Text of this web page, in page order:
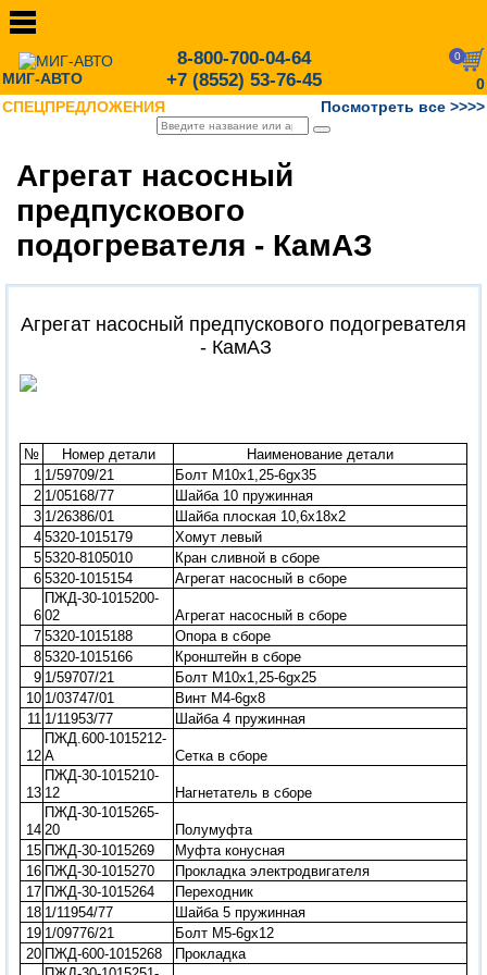
МИГ-АВТО
8-800-700-04-64
+7 (8552) 53-76-45
0
0
СПЕЦПРЕДЛОЖЕНИЯ
Посмотреть все >>>>
Агрегат насосный
предпускового
подогревателя - КамАЗ
Агрегат насосный предпускового подогревателя
- КамАЗ
№ Номер детали
Наименование детали
1 1/59709/21
Болт М10х1,25-6gх35
2 1/05168/77
Шайба 10 пружинная
3 1/26386/01
Шайба плоская 10,6х18х2
4 5320-1015179
Хомут левый
5 5320-8105010
Кран сливной в сборе
6 5320-1015154 Агрегат насосный в сборе
6
ПЖД-30-1015200-
02
Агрегат насосный в сборе
7 5320-1015188
Опора в сборе
8 5320-1015166
Кронштейн в сборе
9 1/59707/21
Болт М10х1,25-6gх25
10 1/03747/01
Винт М4-6gх8
11 1/11953/77 Шайба 4 пружинная
12
ПЖД.600-1015212-
А
Сетка в сборе
13
ПЖД-30-1015210-
12
Нагнетатель в сборе
14
ПЖД-30-1015265-
20
Полумуфта
15 ПЖД-30-1015269
Муфта конусная
16 ПЖД-30-1015270
Прокладка электродвигателя
17 ПЖД-30-1015264
Переходник
18 1/11954/77
Шайба 5 пружинная
19 1/09776/21
Болт М5-6gх12
20 ПЖД-600-1015268
Прокладка